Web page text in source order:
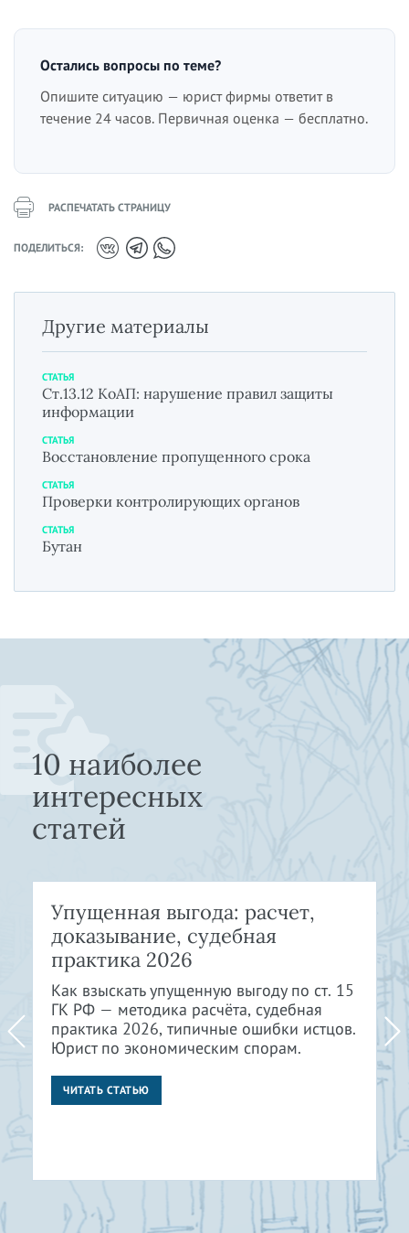
Остались вопросы по теме?
Опишите ситуацию — юрист фирмы ответит в
течение 24 часов. Первичная оценка — бесплатно.
РАСПЕЧАТАТЬ СТРАНИЦУ
ПОДЕЛИТЬСЯ:
Другие материалы
СТАТЬЯ
Ст.13.12 КоАП: нарушение правил защиты
информации
СТАТЬЯ
Восстановление пропущенного срока
СТАТЬЯ
Проверки контролирующих органов
СТАТЬЯ
Бутан
10 наиболее
интересных
статей
Упущенная выгода: расчет,
доказывание, судебная
практика 2026
Как взыскать упущенную выгоду по ст. 15
ГК РФ — методика расчёта, судебная
практика 2026, типичные ошибки истцов.
Юрист по экономическим спорам.
ЧИТАТЬ СТАТЬЮ